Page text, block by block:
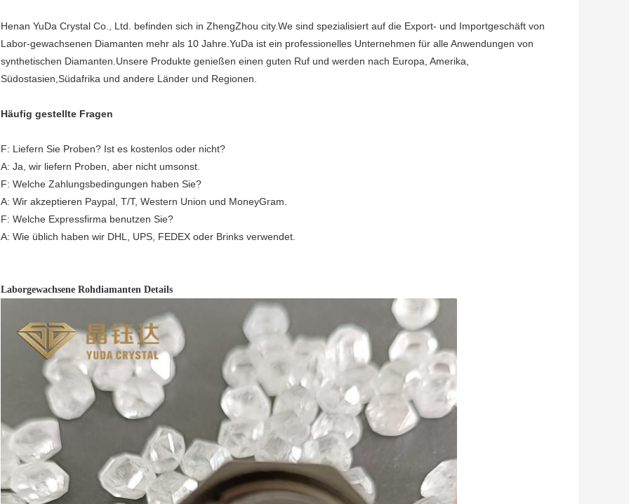
Henan YuDa Crystal Co., Ltd. befinden sich in ZhengZhou city.We sind spezialisiert auf die Export- und Importgeschäft von
Labor-gewachsenen Diamanten mehr als 10 Jahre.YuDa ist ein professionelles Unternehmen für alle Anwendungen von
synthetischen Diamanten.Unsere Produkte genießen einen guten Ruf und werden nach Europa, Amerika,
Südostasien,Südafrika und andere Länder und Regionen.
Häufig gestellte Fragen
F: Liefern Sie Proben? Ist es kostenlos oder nicht?
A: Ja, wir liefern Proben, aber nicht umsonst.
F: Welche Zahlungsbedingungen haben Sie?
A: Wir akzeptieren Paypal, T/T, Western Union und MoneyGram.
F: Welche Expressfirma benutzen Sie?
A: Wie üblich haben wir DHL, UPS, FEDEX oder Brinks verwendet.
Laborgewachsene Rohdiamanten Details